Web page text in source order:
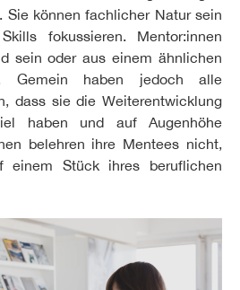
Sie können fachlicher Natur sein
fokussieren. Mentor:innen
sein oder aus einem ähnlichen
Gemein haben jedoch alle
dass sie die Weiterentwicklung
haben und auf Augenhöhe
belehren ihre Mentees nicht,
einem Stück ihres beruflichen